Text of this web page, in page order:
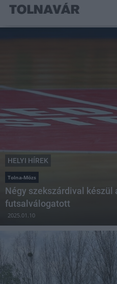
HELYI HÍREK
Tolna-Mözs
Négy szekszárdival készül
futsalválogatott
2025.01.10